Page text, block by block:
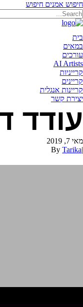
חיפוש אמנים חיפוש
בית
במאים
עורכים
AI Artists
קרייניות
קריינים
קריינות אנגלית
יצירת קשר
עודד
מאי 7, 2019
|
By Tarika